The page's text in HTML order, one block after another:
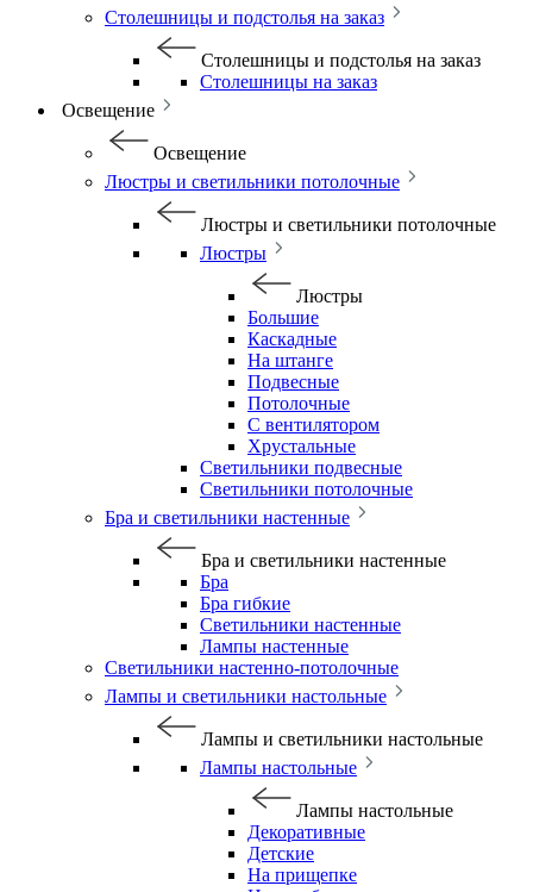
Столешницы и подстолья на заказ
Столешницы и подстолья на заказ
Столешницы на заказ
Освещение
Освещение
Люстры и светильники потолочные
Люстры и светильники потолочные
Люстры
Люстры
Большие
Каскадные
На штанге
Подвесные
Потолочные
С вентилятором
Хрустальные
Светильники подвесные
Светильники потолочные
Бра и светильники настенные
Бра и светильники настенные
Бра
Бра гибкие
Светильники настенные
Лампы настенные
Светильники настенно-потолочные
Лампы и светильники настольные
Лампы и светильники настольные
Лампы настольные
Лампы настольные
Декоративные
Детские
На прищепке